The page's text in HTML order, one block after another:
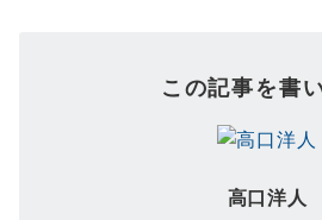
この記事を書
高口洋人